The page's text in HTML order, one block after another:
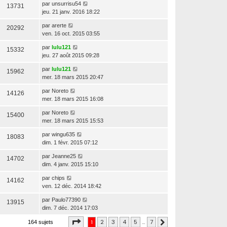
13731 par unsurrisu54
jeu. 21 janv. 2016 18:22
20292 par arerte
ven. 16 oct. 2015 03:55
15332 par lulu121
jeu. 27 août 2015 09:28
15962 par lulu121
mer. 18 mars 2015 20:47
14126 par Noreto
mer. 18 mars 2015 16:08
15400 par Noreto
mer. 18 mars 2015 15:53
18083 par wingu635
dim. 1 févr. 2015 07:12
14702 par Jeanne25
dim. 4 janv. 2015 15:10
14162 par chips
ven. 12 déc. 2014 18:42
13915 par Paulo77390
dim. 7 déc. 2014 17:03
164 sujets Page sur 7
1 2 3 4 5 … 7